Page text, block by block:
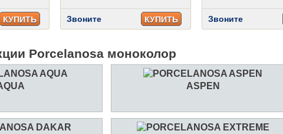
КУПИТЬ Звоните КУПИТЬ Звоните
Porcelanosa моноколор
ASPEN